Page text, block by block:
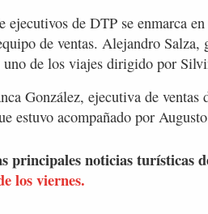
ejecutivos de DTP se enmarca
de ventas. Alejandro Salza,
uno de los viajes dirigido por
González, ejecutiva de
estuvo acompañado por
principales noticias turísticas
los viernes.